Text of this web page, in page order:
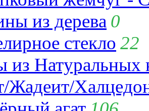
из дерева 0
стекло 22
из Натуральных
Жадеит/